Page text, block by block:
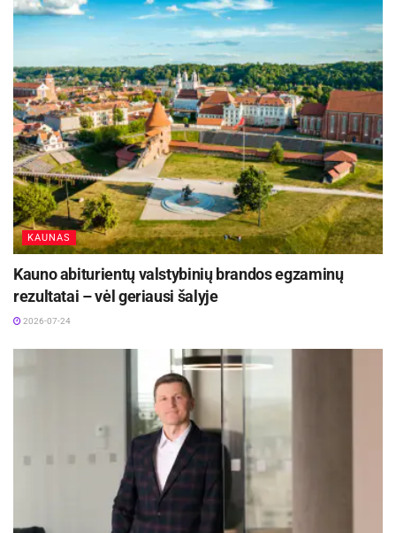
KAUNAS
Kauno abiturientų valstybinių brandos egzaminų
rezultatai – vėl geriausi šalyje
2026-07-24